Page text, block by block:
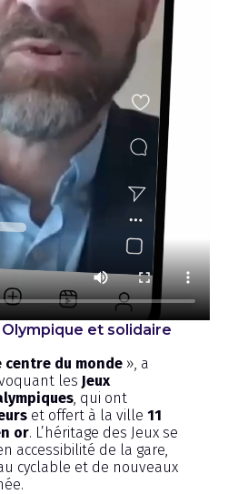
et solidaire
du monde», a
les Jeux
, qui ont
et offert à la ville 11
or. L’héritage des Jeux se
accessibilité de la gare,
cyclable et de nouveaux